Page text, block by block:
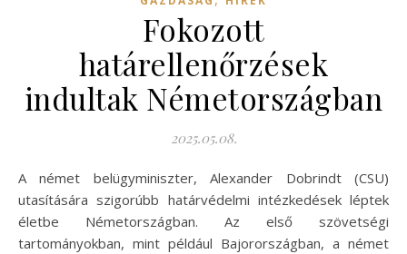
Fokozott
határellenőrzések
indultak Németországban
2025.05.08.
A német belügyminiszter, Alexander Dobrindt (CSU)
utasítására szigorúbb határvédelmi intézkedések léptek
életbe Németországban. Az első szövetségi
tartományokban, mint például Bajorországban, a német